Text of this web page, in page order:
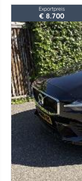
Exportpreis
€ 8.700